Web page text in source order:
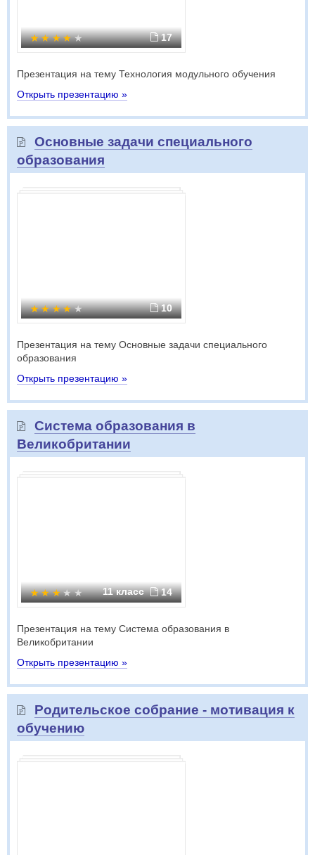
17
Презентация на тему Технология модульного обучения
Открыть презентацию »
Основные задачи специального
образования
10
Презентация на тему Основные задачи специального
образования
Открыть презентацию »
Система образования в
Великобритании
11 класс 14
Презентация на тему Система образования в
Великобритании
Открыть презентацию »
Родительское собрание - мотивация к
обучению